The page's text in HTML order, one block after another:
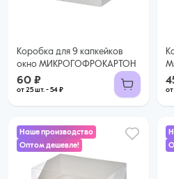
Коробка для 9 капкейков
окно МИКРОГОФРОКАРТОН
60 ₽
от 25 шт. - 54 ₽
Купить оптом
Купить оптом
Наше производство
Оптом дешевле!